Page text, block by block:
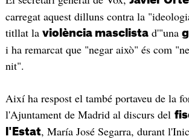
carregat aquest dilluns contra la
titllat la violència masclistad'"una
i ha remarcat que "negar això" és com
nit".
Així ha respost el també portaveu de la
l'Ajuntament de Madrid al discurs del
l'Estat, María José Segarra, durant